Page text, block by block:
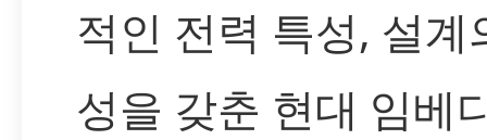
적인 전력 특성, 설계
성을 갖춘 현대 임베